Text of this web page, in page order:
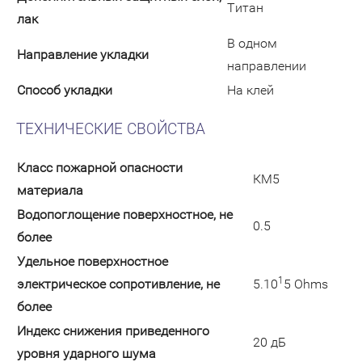
лак
Титан
Направление укладки
В одном
направлении
Способ укладки
На клей
ТЕХНИЧЕСКИЕ СВОЙСТВА
Класс пожарной опасности
материала
КМ5
Водопоглощение поверхностное, не
более
0.5
Удельное поверхностное
электрическое cопротивление, не
более
5.101 5 Ohms
Индекс снижения приведенного
уровня ударного шума
20 дБ